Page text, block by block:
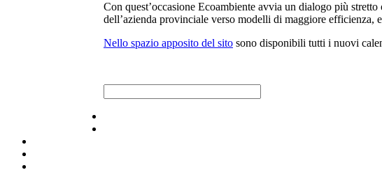
Con quest’occasione Ecoambiente avvia un dialogo più
dell’azienda provinciale verso modelli di maggiore efficienza,
Nello spazio apposito del sito sono disponibili tutti i nuovi